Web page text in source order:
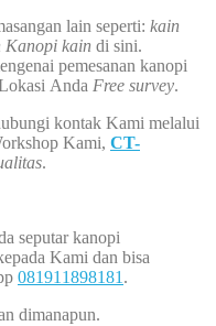
lain seperti: kain
Kanopi kain di sini.
pemesanan kanopi
Anda Free survey.
kontak Kami melalui
Kami, CT-
.
seputar kanopi
Kami dan bisa
081911898181 .
dimanapun.